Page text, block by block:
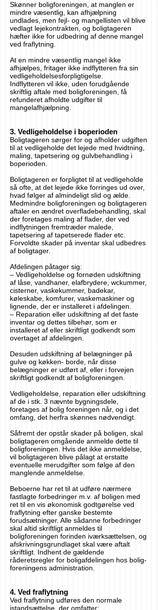
Skønner boligforeningen, at manglen er
mindre væsentlig, kan afhjælpning
undlades, men fejl- og mangellisten vil blive
vedlagt lejekontrakten, og boligtageren
hæfter ikke for udbedring af denne mangel
ved fraflytning.
At en mindre væsentlig mangel ikke
afhjælpes, fritager ikke indflytteren fra sin
vedligeholdelsesforpligtigelse.
Indflytteren vil ikke, uden forudgående
skriftlig aftale med boligforeningen, få
refunderet afholdte udgifter til
mangelafhjælpning.
3. Vedligeholdelse i boperioden
Boligtageren sørger for og afholder udgiften
til at vedligeholde det lejede med hvidtning,
maling, tapetsering og gulvbehandling i
boperioden.
Boligtageren er forpligtet til at vedligeholde
så ofte, at det lejede ikke forringes ud over,
hvad følger af almindeligt slid og ælde.
Medmindre boligforeningen og boligtageren
aftaler en ændret overfladebehandling, skal
der foretages maling af flader, der ved
indflytningen fremtræder malede,
tapetsering af tapetserede flader etc.
Forvoldte skader på inventar skal udbedres
af boligtager.
Afdelingen påtager sig:
– Vedligeholdelse og fornøden udskiftning
af låse, vandhaner, elafbrydere, wckummer,
cisterner, vaskekummer, badekar,
køleskabe, komfurer, vaskemaskiner og
lignende, der er installeret i afdelingen.
– Reparation eller udskiftning af det faste
inventar og dettes tilbehør, som er
installeret af eller skriftligt godkendt som
overtaget af afdelingen.
Desuden udskiftning af belægninger på
gulve og køkken- borde, når disse
belægninger er udført af, eller i forvejen
skriftligt godkendt af boligforeningen.
Vedligeholdelse, reparation eller udskiftning
af de i stk. 3 nævnte bygningsdele,
foretages af bolig foreningen når, og i det
omfang, det herfra skønnes nødvendigt.
Såfremt der opstår skader på boligen, skal
boligtageren omgående anmelde dette til
boligforeningen. Hvis det ikke anmeldelse,
vil boligtageren blive pålagt at erstatte
eventuelle merudgifter som følge af den
manglende anmeldelse.
Beboerne har ret til at udføre nærmere
fastlagte forbedringer m.v. af boligen med
ret til en vis økonomisk godtgørelse ved
fraflytning efter ganske bestemte
forudsætninger. Alle sådanne forbedringer
skal altid skriftligt anmeldes til
boligforeningen forinden iværksættelsen, og
afskrivningsgrundlaget skal være aftalt
skriftligt. Indhent de gældende
råderetsregler for boligafdelingen hos bolig-
foreningens administration.
4. Ved fraflytning
Ved fraflytning udføres den normale
istandsættelse, der omfatter: